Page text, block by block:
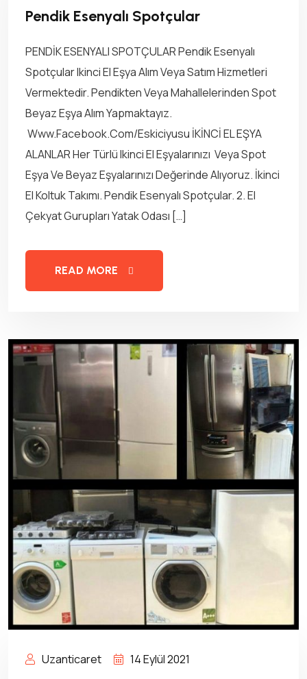
Pendik Esenyalı Spotçular
PENDİK ESENYALI SPOTÇULAR Pendik Esenyalı
Spotçular Ikinci El Eşya Alım Veya Satım Hizmetleri
Vermektedir. Pendikten Veya Mahallelerinden Spot
Beyaz Eşya Alım Yapmaktayız.
Www.facebook.com/Eskiciyusu İKİNCİ EL EŞYA
ALANLAR Her Türlü Ikinci El Eşyalarınızı Veya Spot
Eşya Ve Beyaz Eşyalarınızı Değerinde Alıyoruz. İkinci
El Koltuk Takımı. Pendik Esenyalı Spotçular. 2. El
Çekyat Gurupları Yatak Odası […]
READ MORE
Uzanticaret 14 Eylül 2021